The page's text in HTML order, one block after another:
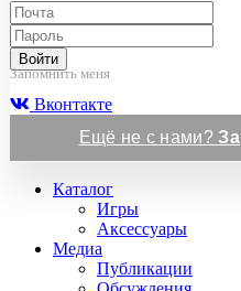
Войти
Запомнить меня
Вконтакте
Ещё не с нами?
Каталог
Игры
Аксессуары
Медиа
Публикации